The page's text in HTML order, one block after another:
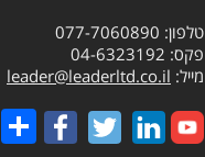
טלפון: 077-7060890
פקס: 04-6323192
מייל: leader@leaderltd.co.il
Share